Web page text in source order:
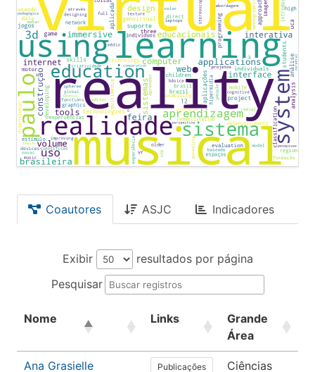
Coautores ASJC Indicadores
Exibir
resultados por página
Pesquisar
Nome Links
Grande
Área
Ana Grasielle Publicações Ciências